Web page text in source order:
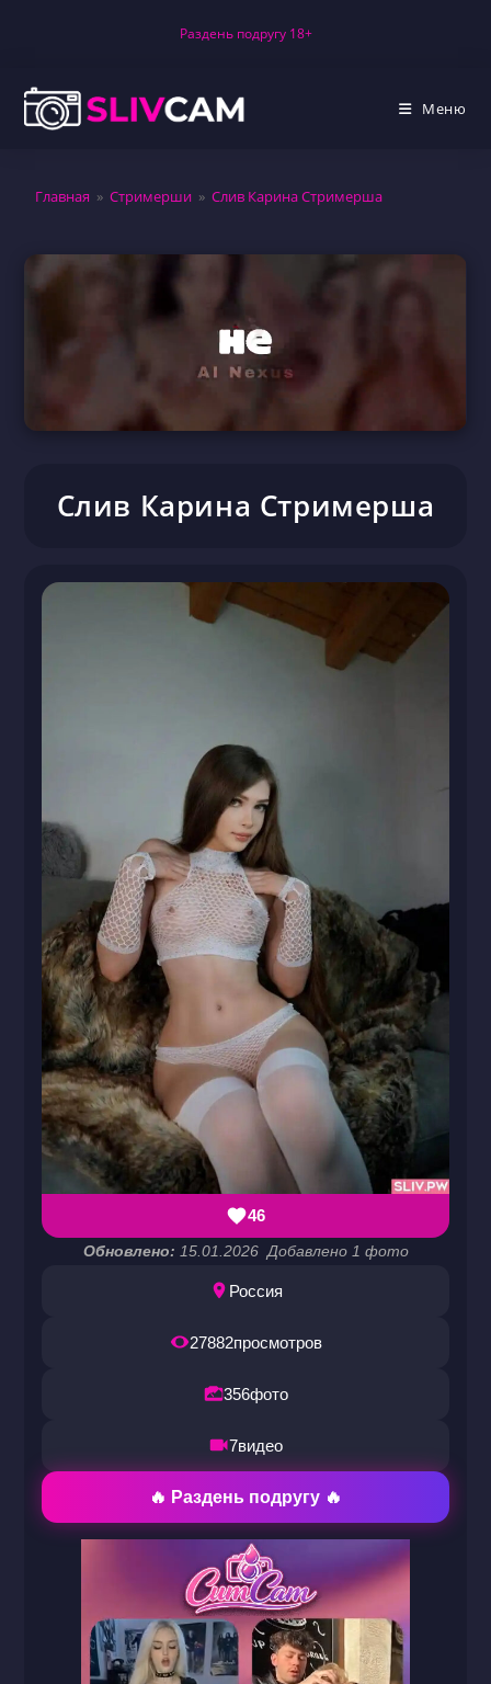
Раздень подругу 18+
Меню
Главная » Стримерши » Слив Карина Стримерша
Слив Карина Стримерша
46
Обновлено: 15.01.2026Добавлено 1 фото
Россия
27882просмотров
356фото
7видео
🔥 Раздень подругу 🔥